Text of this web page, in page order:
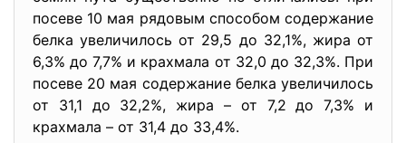
посеве 10 мая рядовым способом содержание
белка увеличилось от 29,5 до 32,1%, жира от
6,3% до 7,7% и крахмала от 32,0 до 32,3%. При
посеве 20 мая содержание белка увеличилось
от 31,1 до 32,2%, жира – от 7,2 до 7,3% и
крахмала – от 31,4 до 33,4%.